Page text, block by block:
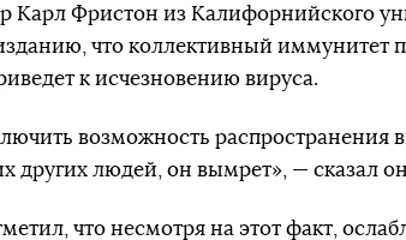
Карл Фристон из Калифорнийского
что коллективный иммунитет
к исчезновению вируса.
возможность распространения
других людей, он вымрет», — сказал
что несмотря на этот факт,